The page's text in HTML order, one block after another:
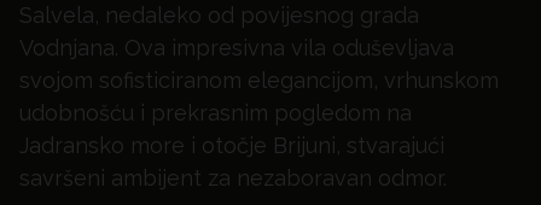
Salvela, nedaleko od povijesnog grada
Vodnjana. Ova impresivna vila oduševljava
svojom sofisticiranom elegancijom, vrhunskom
udobnošću i prekrasnim pogledom na
Jadransko more i otočje Brijuni, stvarajući
savršeni ambijent za nezaboravan odmor.